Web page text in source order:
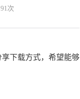
91次
下载方式，希望能够